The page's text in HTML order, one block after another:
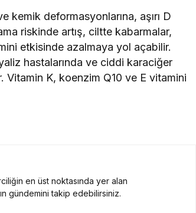
kemik deformasyonlarına, aşırı D
riskinde artış, ciltte kabarmalar,
etkisinde azalmaya yol açabilir.
hastalarında ve ciddi karaciğer
Vitamin K, koenzim Q10 ve E vitamini
en üst noktasında yer alan
gündemini takip edebilirsiniz.